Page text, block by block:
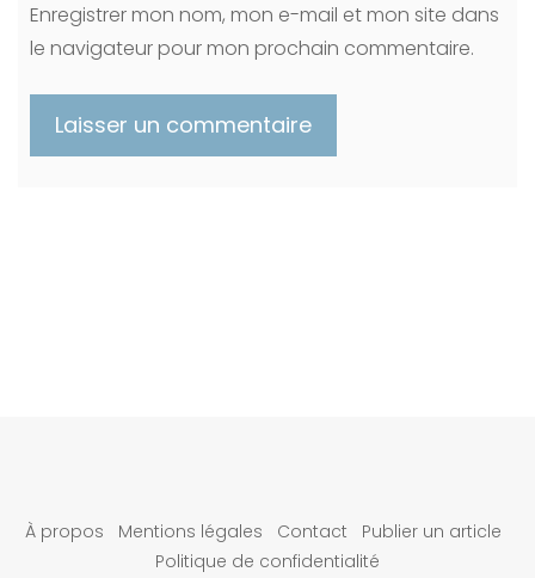
Enregistrer mon nom, mon e-mail et mon site dans
le navigateur pour mon prochain commentaire.
À propos Mentions légales Contact
Publier un article
Politique de confidentialité